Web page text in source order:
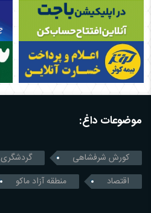
موضوعات داغ:
کورش شرفشاهی گردشگری
اقتصاد
منطقه آزاد ماکو